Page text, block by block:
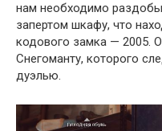
нам необходимо
запертом шкафу, что
кодового замка — 2005.
Снегоманту, которого
дуэлью.